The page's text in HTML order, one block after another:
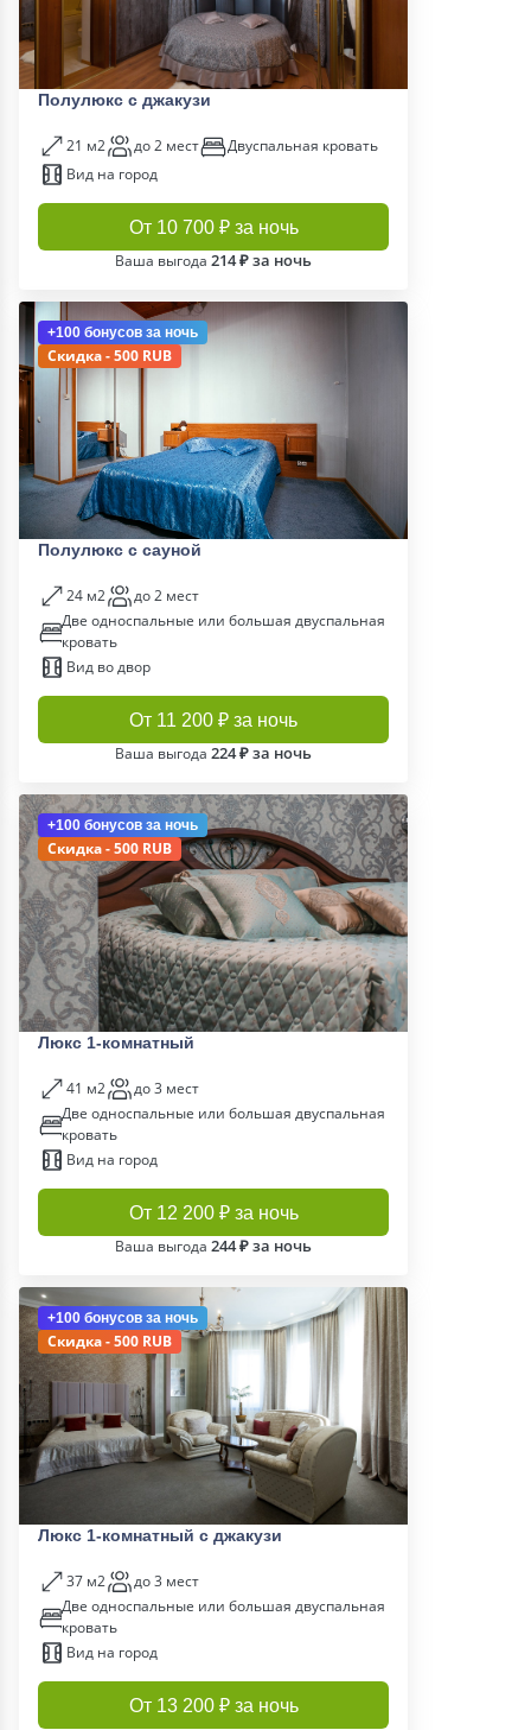
Полулюкс с джакузи
21 м2 до 2 мест
Двуспальная кровать
Вид на город
От 10 700 ₽ за ночь
Ваша выгода 214 ₽ за ночь
+100 бонусов за ночь
Скидка - 500 RUB
Полулюкс с сауной
24 м2
до 2 мест
Две односпальные или большая двуспальная
кровать
Вид во двор
От 11 200 ₽ за ночь
Ваша выгода 224 ₽ за ночь
+100 бонусов за ночь
Скидка - 500 RUB
Люкс 1-комнатный
41 м2
до 3 мест
Две односпальные или большая двуспальная
кровать
Вид на город
От 12 200 ₽ за ночь
Ваша выгода 244 ₽ за ночь
+100 бонусов за ночь
Скидка - 500 RUB
Люкс 1-комнатный с джакузи
37 м2
до 3 мест
Две односпальные или большая двуспальная
кровать
Вид на город
От 13 200 ₽ за ночь